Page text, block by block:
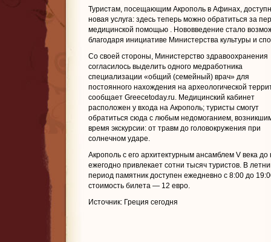
Туристам, посещающим Акрополь в Афинах,
новая услуга: здесь теперь можно обратиться за
медицинской помощью . Нововведение стало
благодаря инициативе Министерства культуры и
Со своей стороны, Министерство здравоохранения
согласилось выделить одного медработника
специализации «общий (семейный) врач» для
постоянного нахождения на археологической
сообщает Greecetoday.ru. Медицинский кабинет
расположен у входа на Акрополь; туристы смогут
обратиться сюда с любым недомоганием,
время экскурсии: от травм до головокружения при
солнечном ударе.
Акрополь с его архитектурным ансамблем V века до
ежегодно привлекает сотни тысяч туристов. В
период памятник доступен ежедневно с 8:00 до
стоимость билета — 12 евро.
Источник: Греция сегодня